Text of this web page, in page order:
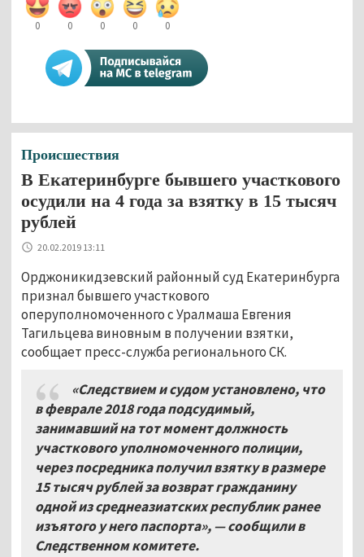
0 0 0 0 0
Происшествия
В Екатеринбурге бывшего участкового
осудили на 4 года за взятку в 15 тысяч
рублей
20.02.2019 13:11
Орджоникидзевский районный суд Екатеринбурга
признал бывшего участкового
оперуполномоченного с Уралмаша Евгения
Тагильцева виновным в получении взятки,
сообщает пресс-служба регионального СК.
«Следствием и судом установлено, что
в феврале 2018 года подсудимый,
занимавший на тот момент должность
участкового уполномоченного полиции,
через посредника получил взятку в размере
15 тысяч рублей за возврат гражданину
одной из среднеазиатских республик ранее
изъятого у него паспорта», — сообщили в
Следственном комитете.